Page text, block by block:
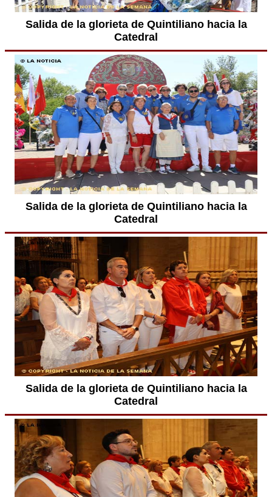
Salida de la glorieta de Quintiliano hacia la
Catedral
Salida de la glorieta de Quintiliano hacia la
Catedral
Salida de la glorieta de Quintiliano hacia la
Catedral